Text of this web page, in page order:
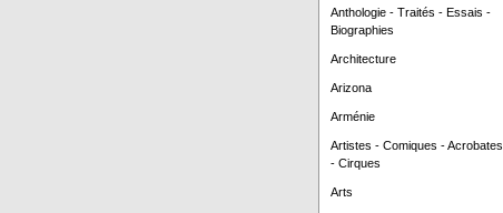
Anthologie - Traités - Essais -
Biographies
Architecture
Arizona
Arménie
Artistes - Comiques - Acrobates
- Cirques
Arts